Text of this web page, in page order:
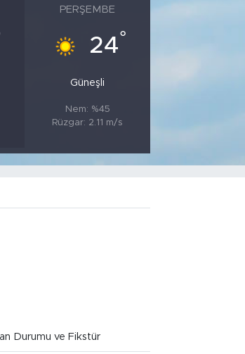
PERŞEMBE
24°
Güneşli
Nem: %45
Rüzgar: 2.11 m/s
Durumu ve Fikstür